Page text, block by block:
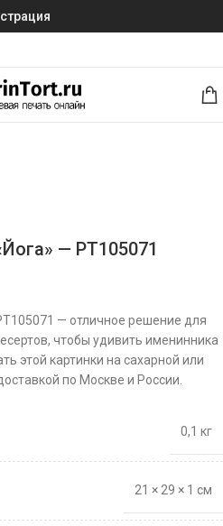
— PT105071
— отличное решение для
чтобы удивить именинника
этой картинки на сахарной или
по Москве и России.
0,1 кг
21 × 29 × 1 см